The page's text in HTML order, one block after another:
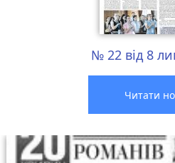
№ 22 від 8
Читати